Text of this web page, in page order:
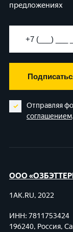
предложениях
Отправляя
соглашением.
ООО
1AK.RU, 2022
ИНН: 7811753424
196240, Россия,